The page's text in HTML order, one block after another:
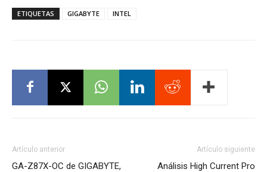
ETIQUETAS GIGABYTE INTEL
Artículo anterior
GA-Z87X-OC de GIGABYTE,
Artículo siguiente
Análisis High Current Pro